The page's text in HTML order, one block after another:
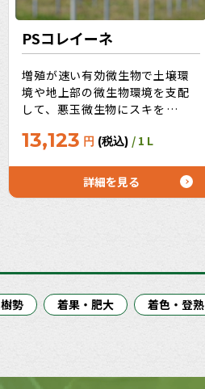
PSコレイーネ
増殖が速い有効微生物で土壌環
境や地上部の微生物環境を支配
して、悪玉微生物にスキを与え
思った時、PSコレイーネと農薬
事例が多い！（ほとんどの農薬
13,123 円 (税込) / 1 L
詳細を見る
樹勢 着果・肥大 着色・登熟